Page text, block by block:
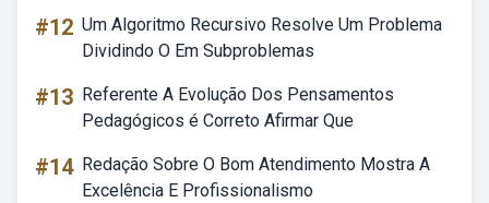
#12 Um Algoritmo Recursivo Resolve Um Problema
Dividindo O Em Subproblemas
#13 Referente A Evolução Dos Pensamentos
Pedagógicos é Correto Afirmar Que
#14 Redação Sobre O Bom Atendimento Mostra A
Excelência E Profissionalismo